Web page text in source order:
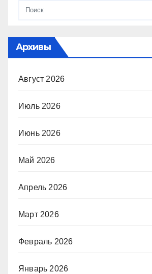
Архивы
Август 2026
Июль 2026
Июнь 2026
Май 2026
Апрель 2026
Март 2026
Февраль 2026
Январь 2026